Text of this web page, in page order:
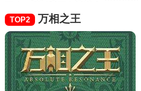
TOP2 万相之王